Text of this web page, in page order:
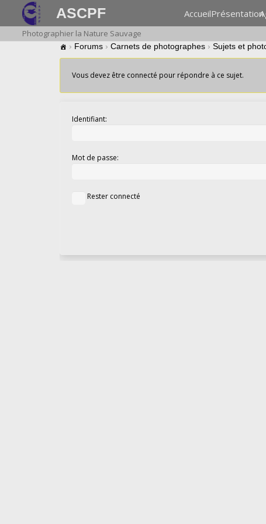
ASCPF AccueilPrésentation
Photographier la Nature Sauvage
› Forums › Carnets de photographes › Sujets et
Vous devez être connecté pour répondre à ce sujet.
Identifiant:
Mot de passe:
Rester connecté